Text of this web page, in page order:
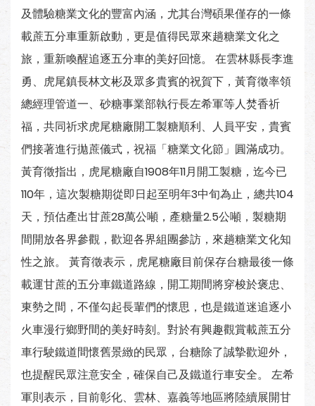
及體驗糖業文化的豐富內涵，尤其台灣碩果僅存的一條
載蔗五分車重新啟動，更是值得民眾來趟糖業文化之
旅，重新喚醒追逐五分車的美好回憶。 在雲林縣長李進
勇、虎尾鎮長林文彬及眾多貴賓的祝賀下，黃育徵率領
總經理管道一、砂糖事業部執行長左希軍等人焚香祈
福，共同祈求虎尾糖廠開工製糖順利、人員平安，貴賓
們接著進行拋蔗儀式，祝福「糖業文化節」圓滿成功。
黃育徵指出，虎尾糖廠自1908年11月開工製糖，迄今已
110年，這次製糖期從即日起至明年3中旬為止，總共104
天，預估產出甘蔗28萬公噸，產糖量2.5公噸，製糖期
間開放各界參觀，歡迎各界組團參訪，來趟糖業文化知
性之旅。 黃育徵表示，虎尾糖廠目前保存台糖最後一條
載運甘蔗的五分車鐵道路線，開工期間將穿梭於褒忠、
東勢之間，不僅勾起長輩們的懷思，也是鐵道迷追逐小
火車漫行鄉野間的美好時刻。對於有興趣觀賞載蔗五分
車行駛鐵道間懷舊景緻的民眾，台糖除了誠摯歡迎外，
也提醒民眾注意安全，確保自己及鐵道行車安全。 左希
軍則表示，目前彰化、雲林、嘉義等地區將陸續展開甘